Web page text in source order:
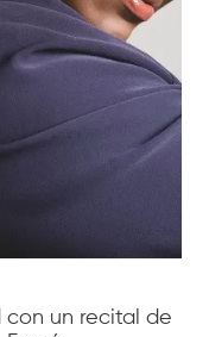
con un recital de